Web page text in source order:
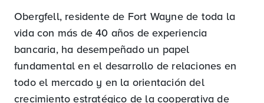
Obergfell, residente de Fort Wayne de toda la
vida con más de 40 años de experiencia
bancaria, ha desempeñado un papel
fundamental en el desarrollo de relaciones en
todo el mercado y en la orientación del
crecimiento estratégico de la cooperativa de